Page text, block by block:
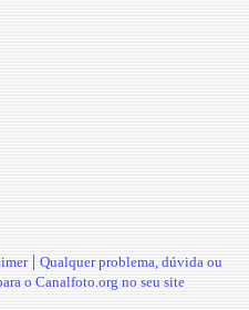
| Qualquer problema, dúvida ou
o Canalfoto.org no seu site